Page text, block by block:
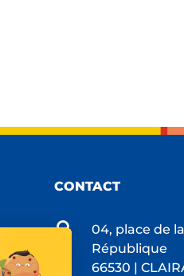
CONTACT

04, place de la
République
66530 |